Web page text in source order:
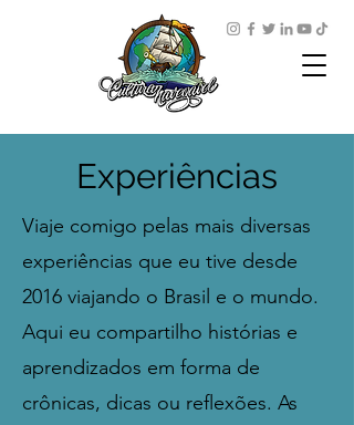
Experiências
Viaje comigo pelas mais diversas
experiências que eu tive desde
2016 viajando o Brasil e o mundo.
Aqui eu compartilho histórias e
aprendizados em forma de
crônicas, dicas ou reflexões. As